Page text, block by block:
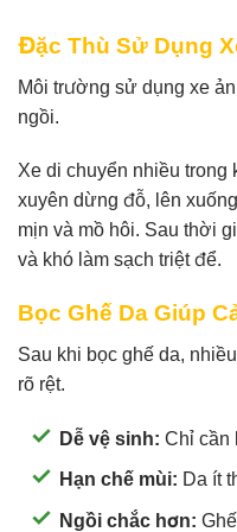
Đặc Thù Sử Dụng
Môi trường sử dụng xe
ngồi.
Xe di chuyển nhiều
xuyên dừng đỗ, lên
mịn và mồ hôi. Sau thời
và khó làm sạch triệt để.
Bọc Ghế Da Giúp
Sau khi bọc ghế da,
rõ rệt.
Dễ vệ sinh: Chỉ cần
Hạn chế mùi: Da ít
Ngồi chắc hơn: